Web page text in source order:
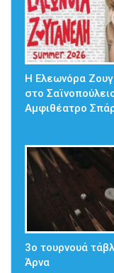
Η Ελεωνόρα
στο
Αμφιθέατρο
3ο τουρνουά
Άρνα